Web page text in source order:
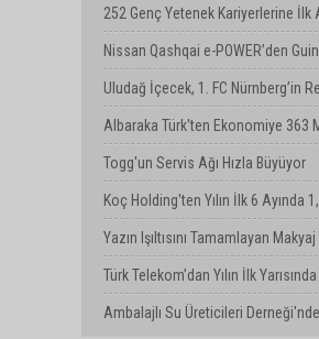
Finansallarını Açıkladı
252 Genç Yetenek Kariyerlerine İlk
Turkcell’de Attı
Nissan Qashqai e-POWER’den
Dünya Rekoru: Tek Depoyla 1980
Uludağ İçecek, 1. FC Nürnberg’in
Sponsoru Oldu
Albaraka Türk'ten Ekonomiye 363
Finansman Desteği
Togg'un Servis Ağı Hızla Büyüyor
Koç Holding'ten Yılın İlk 6 Ayında
Dolarlık Kombine Yatırım
Yazın Işıltısını Tamamlayan
Watsons Türkiye'de!
Türk Telekom’dan Yılın İlk
Performans
Ambalajlı Su Üreticileri